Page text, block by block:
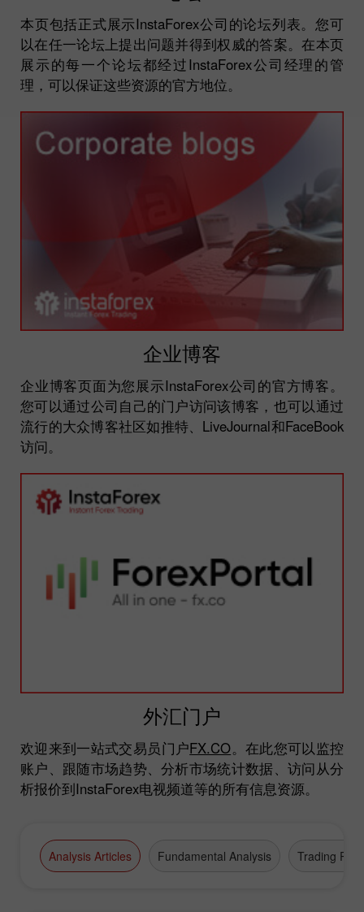
本页包括正式展示InstaForex公司的论坛列表。您可
以在任一论坛上提出问题并得到权威的答案。在本页
展示的每一个论坛都经过InstaForex公司经理的管
理，可以保证这些资源的官方地位。
企业博客
企业博客页面为您展示InstaForex公司的官方博客。
您可以通过公司自己的门户访问该博客，也可以通过
流行的大众博客社区如推特、LiveJournal和FaceBook
访问。
外汇门户
欢迎来到一站式交易员门户FX.CO。在此您可以监控
账户、跟随市场趋势、分析市场统计数据、访问从分
析报价到InstaForex电视频道等的所有信息资源。
Analysis Articles Fundamental Analysis Trading Plan